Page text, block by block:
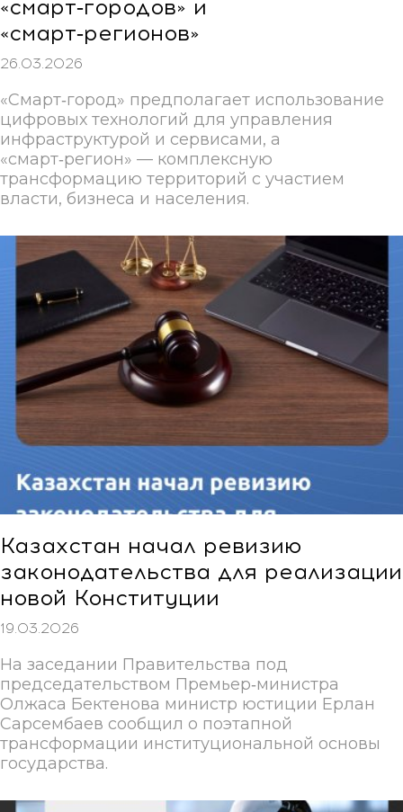
«смарт‑городов» и
«смарт‑регионов»
26.03.2026
«Смарт‑город» предполагает использование
цифровых технологий для управления
инфраструктурой и сервисами, а
«смарт‑регион» — комплексную
трансформацию территорий с участием
власти, бизнеса и населения.
Казахстан начал ревизию
законодательства для реализации
новой Конституции
19.03.2026
На заседании Правительства под
председательством Премьер‑министра
Олжаса Бектенова министр юстиции Ерлан
Сарсембаев сообщил о поэтапной
трансформации институциональной основы
государства.